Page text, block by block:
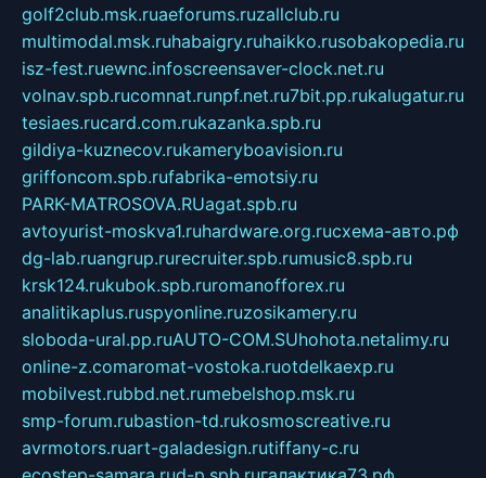
golf2club.msk.ruaeforums.ruzallclub.ru
multimodal.msk.ruhabaigry.ruhaikko.rusobakopedia.ru
isz-fest.ruewnc.infoscreensaver-clock.net.ru
volnav.spb.rucomnat.runpf.net.ru7bit.pp.rukalugatur.ru
tesiaes.rucard.com.rukazanka.spb.ru
gildiya-kuznecov.rukameryboavision.ru
griffoncom.spb.rufabrika-emotsiy.ru
PARK-MATROSOVA.RUagat.spb.ru
avtoyurist-moskva1.ruhardware.org.ruсхема-авто.рф
dg-lab.ruangrup.rurecruiter.spb.rumusic8.spb.ru
krsk124.rukubok.spb.ruromanofforex.ru
analitikaplus.ruspyonline.ruzosikamery.ru
sloboda-ural.pp.ruAUTO-COM.SUhohota.netalimy.ru
online-z.comaromat-vostoka.ruotdelkaexp.ru
mobilvest.rubbd.net.rumebelshop.msk.ru
smp-forum.rubastion-td.rukosmoscreative.ru
avrmotors.ruart-galadesign.rutiffany-c.ru